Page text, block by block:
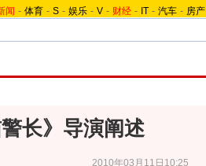
闻 - 体育 - S - 娱乐 - V - 财经 - IT - 汽车 - 房产
长》导演阐述
2010年03月11日10:25